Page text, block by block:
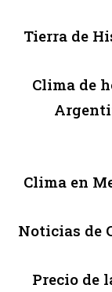
Tierra de
Clima de
Clima en
Noticias de
Precio de